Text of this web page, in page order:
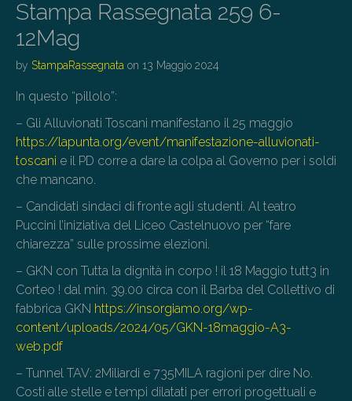
Stampa Rassegnata 259 6-
12Mag
by StampaRassegnata on 13 Maggio 2024
In questo “pillolo”:
– Gli Alluvionati Toscani manifestano il 25 maggio
https://lapunta.org/event/manifestazione-alluvionati-
toscani e il PD corre a dare la colpa al Governo per i soldi
che mancano.
– Candidati sindaci di fronte agli studenti. Al teatro
Puccini l’iniziativa del Liceo Castelnuovo per “fare
chiarezza” sulle prossime elezioni.
– GKN con Tutta la dignità in corpo ! il 18 Maggio tutt3 in
Corteo ! dal min. 39.00 circa con il Barba del Collettivo di
fabbrica GKN https://insorgiamo.org/wp-
content/uploads/2024/05/GKN-18maggio-A3-
web.pdf
– Tunnel TAV: 2Miliardi e 735MILA ragioni per dire No.
Costi alle stelle e tempi dilatati per errori progettuali e